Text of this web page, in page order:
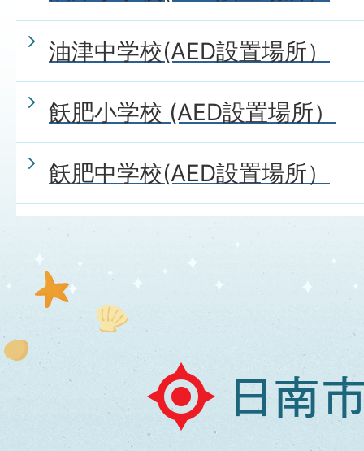
油津中学校(AED設置場所）
飫肥小学校 (AED設置場所）
飫肥中学校(AED設置場所）
日
南